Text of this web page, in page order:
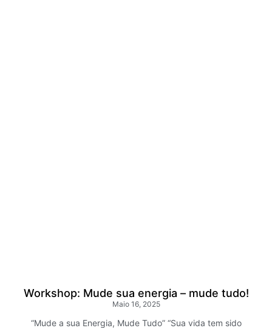
Workshop: Mude sua energia – mude tudo!
Maio 16, 2025
“Mude a sua Energia, Mude Tudo” “Sua vida tem sido